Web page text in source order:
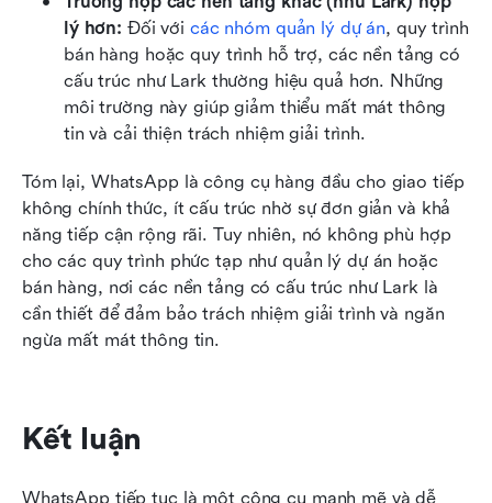
lý hơn: Đối với các nhóm quản lý dự án, quy trình
bán hàng hoặc quy trình hỗ trợ, các nền tảng có
cấu trúc như Lark thường hiệu quả hơn. Những
môi trường này giúp giảm thiểu mất mát thông
tin và cải thiện trách nhiệm giải trình.
Tóm lại, WhatsApp là công cụ hàng đầu cho giao tiếp
không chính thức, ít cấu trúc nhờ sự đơn giản và khả
năng tiếp cận rộng rãi. Tuy nhiên, nó không phù hợp
cho các quy trình phức tạp như quản lý dự án hoặc
bán hàng, nơi các nền tảng có cấu trúc như Lark là
cần thiết để đảm bảo trách nhiệm giải trình và ngăn
ngừa mất mát thông tin.
Kết luận
WhatsApp tiếp tục là một công cụ mạnh mẽ và dễ